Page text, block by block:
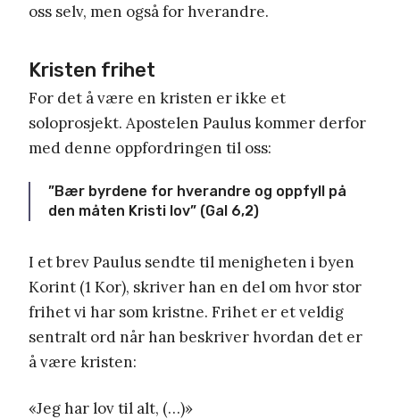
oss selv, men også for hverandre.
Kristen frihet
For det å være en kristen er ikke et
soloprosjekt. Apostelen Paulus kommer derfor
med denne oppfordringen til oss:
”Bær byrdene for hverandre og oppfyll på
den måten Kristi lov” (Gal 6,2)
I et brev Paulus sendte til menigheten i byen
Korint (1 Kor), skriver han en del om hvor stor
frihet vi har som kristne. Frihet er et veldig
sentralt ord når han beskriver hvordan det er
å være kristen:
«Jeg har lov til alt, (…)»